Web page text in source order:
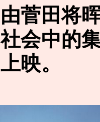
由菅田将
社会中的
上映。